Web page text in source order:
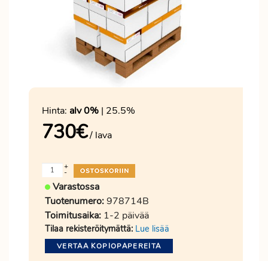
Hinta: alv 0% | 25.5%
730€/ lava
-
+
Varastossa
Tuotenumero:978714B
Toimitusaika: 1-2 päivää
Tilaa rekisteröitymättä: Lue lisää
VERTAA KOPIOPAPEREITA